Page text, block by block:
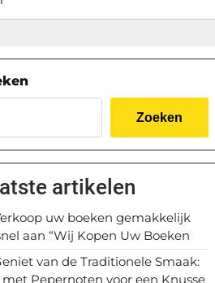
Zoeken
artikelen
uw boeken gemakkelijk
aan “Wij Kopen Uw Boeken
van de Traditionele Smaak:
Pepernoten voor een Knusse